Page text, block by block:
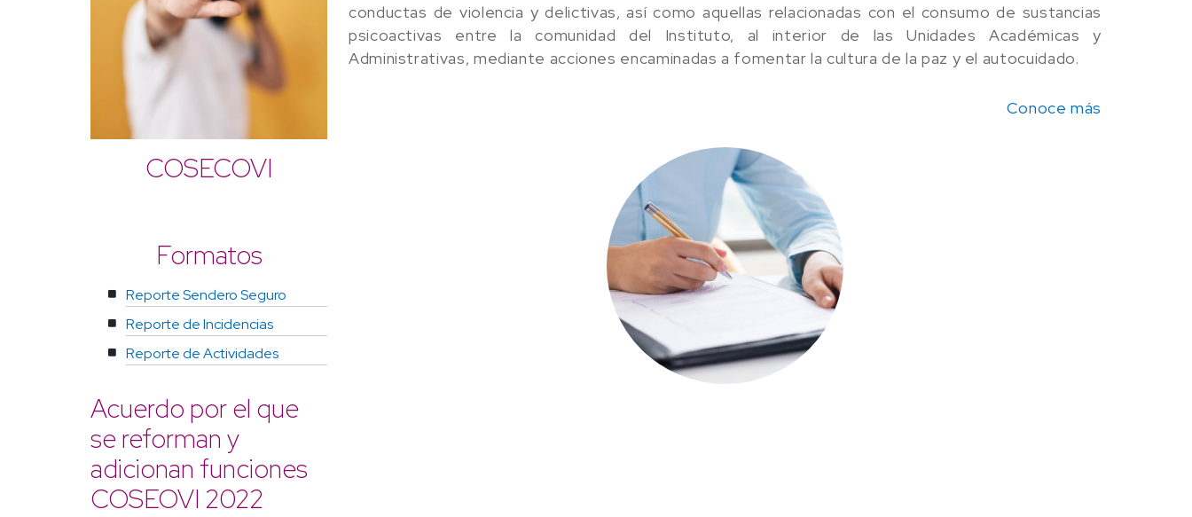
COSECOVI
Formatos
Reporte Sendero Seguro
Reporte de Incidencias
Reporte de Actividades
Acuerdo por el que
se reforman y
adicionan funciones
COSEOVI 2022
conductas de violencia y delictivas, así como aquellas relacionadas con el consumo de sustancias
psicoactivas entre la comunidad del Instituto, al interior de las Unidades Académicas y
Administrativas, mediante acciones encaminadas a fomentar la cultura de la paz y el autocuidado.
Conoce más